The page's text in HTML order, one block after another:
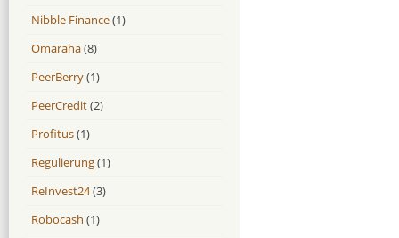
Nibble Finance(1)
Omaraha(8)
PeerBerry(1)
PeerCredit(2)
Profitus(1)
Regulierung(1)
ReInvest24(3)
Robocash (1)